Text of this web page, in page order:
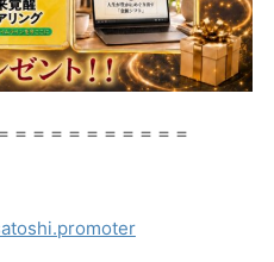
＝＝＝＝＝＝＝＝＝＝